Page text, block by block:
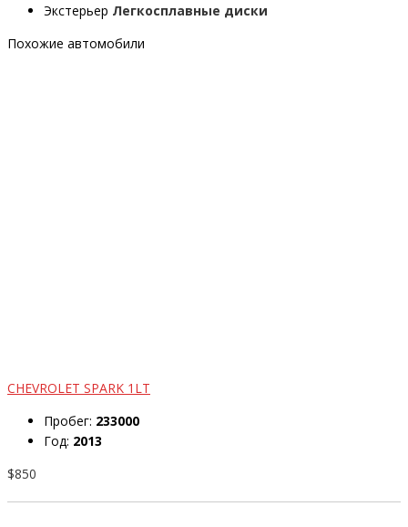
Экстерьер Легкосплавные диски
Похожие автомобили
CHEVROLET SPARK 1LT
Пробег: 233000
Год: 2013
$850